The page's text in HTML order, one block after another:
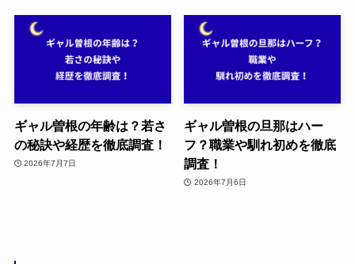
ギャル曽根の年齢は？若さ
の秘訣や経歴を徹底調査！
2026年7月7日
ギャル曽根の旦那はハー
フ？職業や馴れ初めを徹底
調査！
2026年7月6日